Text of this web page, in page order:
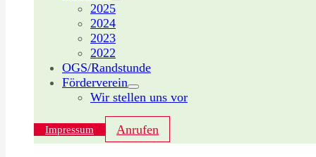
2025
2024
2023
2022
OGS/Randstunde
Förderverein
Wir stellen uns vor
Impressum Anrufen